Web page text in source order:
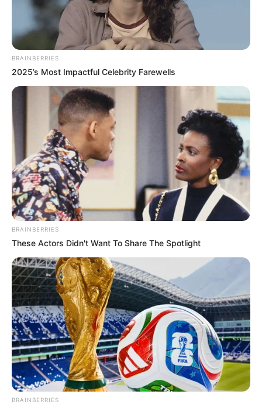
Plus belle la vie, encore plus belle est à
retrouver du lundi au vendredi à partir de 14
heures sur TF1.
BRAINBERRIES
2025’s Most Impactful Celebrity Farewells
BRAINBERRIES
These Actors Didn't Want To Share The Spotlight
BRAINBERRIES